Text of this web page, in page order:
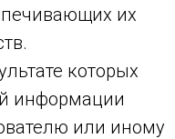
их
которых
информации
или иному